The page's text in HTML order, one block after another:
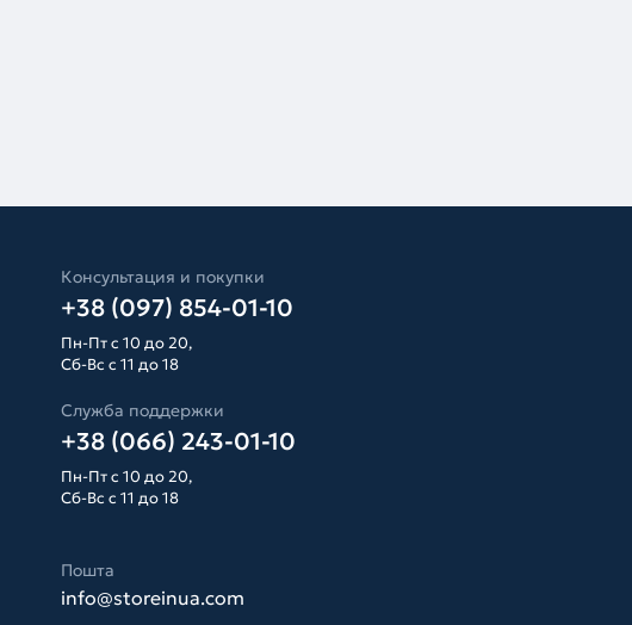
Консультация и покупки
+38 (097) 854-01-10
Пн-Пт с 10 до 20,
Сб-Вс с 11 до 18
Служба поддержки
+38 (066) 243-01-10
Пн-Пт с 10 до 20,
Сб-Вс с 11 до 18
Пошта
info@storeinua.com